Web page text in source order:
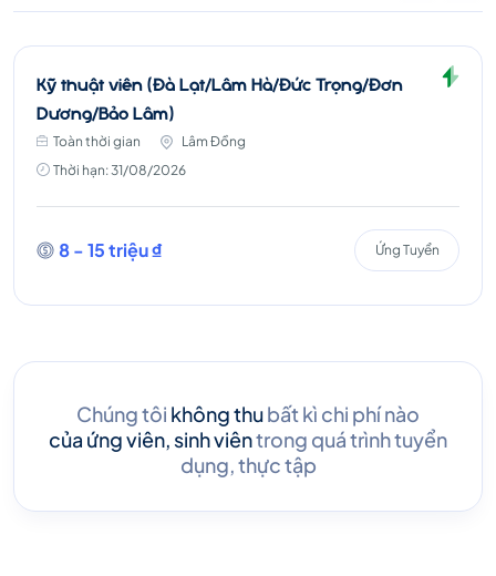
Kỹ thuật viên (Đà Lạt/Lâm Hà/Đức Trọng/Đơn
Dương/Bảo Lâm)
Toàn thời gian
Lâm Đồng
Thời hạn: 31/08/2026
8 - 15 triệu ₫ Ứng Tuyển
Chúng tôi không thubất kì chi phí nào
của ứng viên, sinh viêntrong quá trình tuyển
dụng, thực tập